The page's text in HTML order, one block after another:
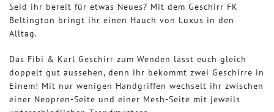
Seid ihr bereit für etwas Neues? Mit dem Geschirr FK
Beltington bringt ihr einen Hauch von Luxus in den
Alltag.
Das Fibi & Karl Geschirr zum Wenden lässt euch gleich
doppelt gut aussehen, denn ihr bekommt zwei Geschirre in
Einem! Mit nur wenigen Handgriffen wechselt ihr zwischen
einer Neopren-Seite und einer Mesh-Seite mit jeweils